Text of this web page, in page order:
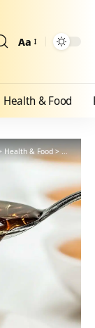
Aa
Health & Food
Health & Food>Ayurveda